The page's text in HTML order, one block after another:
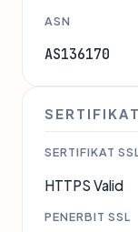
ASN
AS136170
SERTIFIKAT
HTTPS Valid
PENERBIT SSL